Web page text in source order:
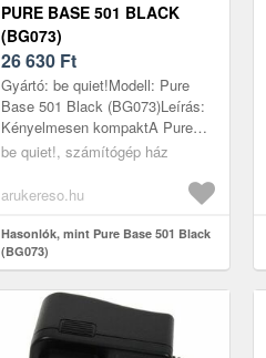
PURE BASE 501 BLACK
(BG073)
26 630 Ft
Gyártó: be quiet!Modell: Pure
Base 501 Black (BG073)Leírás:
Kényelmesen kompaktA Pure
Base 501 egy hagyományos,
ATX ...
be quiet!, számítógép ház
arukereso.hu
Hasonlók, mint Pure Base 501 Black
(BG073)